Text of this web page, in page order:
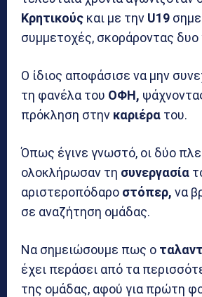
Κρητικούς και με την U19
συμμετοχές, σκοράροντας δυο
Ο ίδιος αποφάσισε να μην
τη φανέλα του ΟΦΗ,
πρόκληση στην καριέρα του.
Όπως έγινε γνωστό, οι δύο
ολοκλήρωσαν τη συνεργασία
αριστεροπόδαρο στόπερ, να
σε αναζήτηση ομάδας.
Να σημειώσουμε πως ο
έχει περάσει από τα
της ομάδας, αφού για πρώτη